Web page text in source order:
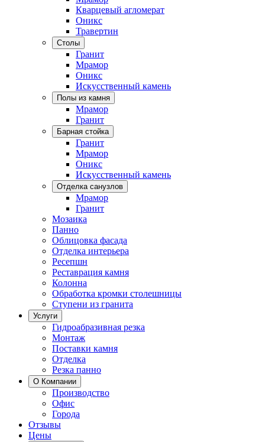
Кварцевый агломерат
Оникс
Травертин
Столы
Гранит
Мрамор
Оникс
Искусственный камень
Полы из камня
Мрамор
Гранит
Барная стойка
Гранит
Мрамор
Оникс
Искусственный камень
Отделка санузлов
Мрамор
Гранит
Мозаика
Панно
Облицовка фасада
Отделка интерьера
Ресепшн
Реставрация камня
Колонна
Обработка кромки столешницы
Ступени из гранита
Услуги
Гидроабразивная резка
Монтаж
Поставки камня
Отделка
Резка панно
О Компании
Производство
Офис
Города
Отзывы
Цены